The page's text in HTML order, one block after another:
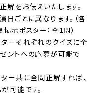
をお伝えいたします。
日ごとに異なります。（各
示ポスター：全1問）
ーそれぞれのクイズに全
ントへの応募が可能で
ー共に全問正解すれば、
可能です。